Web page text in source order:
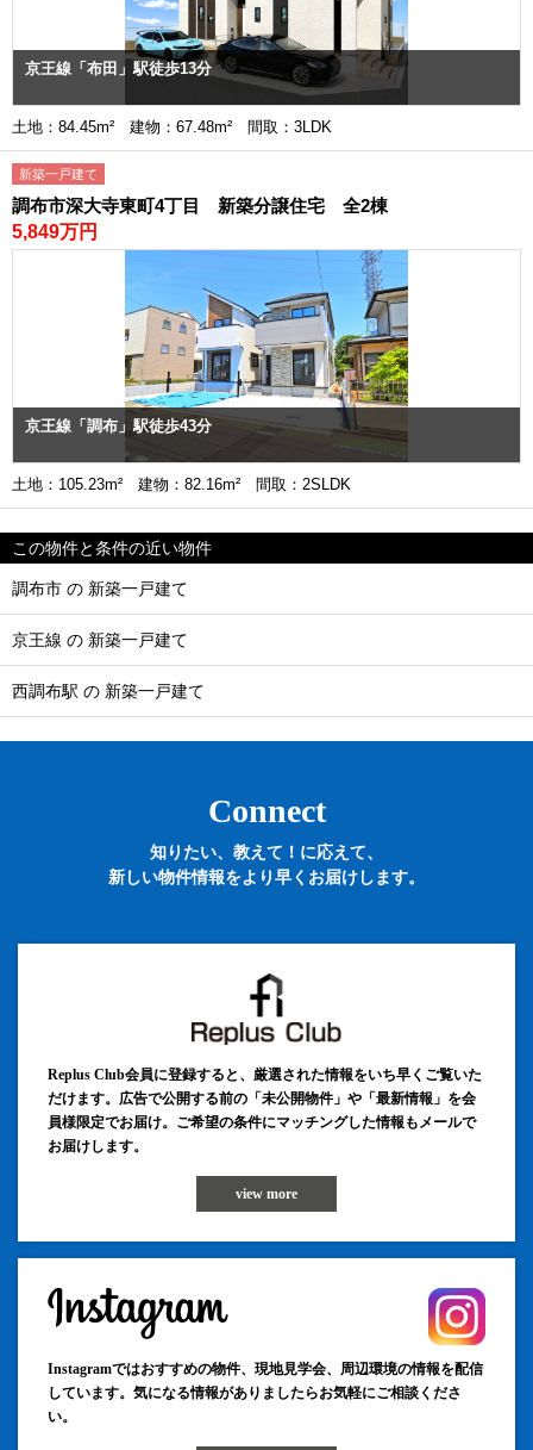
京王線「布田」駅徒歩13分
土地：84.45m² 建物：67.48m² 間取：3LDK
新築一戸建て
調布市深大寺東町4丁目 新築分譲住宅 全2棟
5,849万円
京王線「調布」駅徒歩43分
土地：105.23m² 建物：82.16m² 間取：2SLDK
この物件と条件の近い物件
調布市 の 新築一戸建て
京王線 の 新築一戸建て
西調布駅 の 新築一戸建て
Connect
知りたい、教えて！に応えて、
新しい物件情報をより早くお届けします。
Replus Club会員に登録すると、厳選された情報をいち早くご覧いた
だけます。広告で公開する前の「未公開物件」や「最新情報」を会
員様限定でお届け。ご希望の条件にマッチングした情報もメールで
お届けします。
view more
Instagramではおすすめの物件、現地見学会、周辺環境の情報を配信
しています。気になる情報がありましたらお気軽にご相談くださ
い。